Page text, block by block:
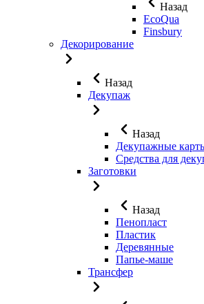
Назад
EcoQua
Finsbury
Декорирование
Назад
Декупаж
Назад
Декупажные
Средства для
Заготовки
Назад
Пенопласт
Пластик
Деревянные
Папье-маше
Трансфер